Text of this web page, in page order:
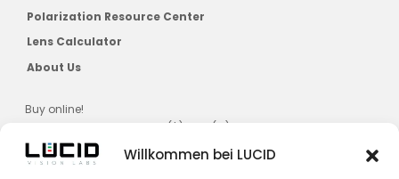
Willkommen bei LUCID
Polarization Resource Center
Lens Calculator
About Us
Buy online!
US, CAD, AU, JPN, NZ, SG, KR ($) & EU (€)